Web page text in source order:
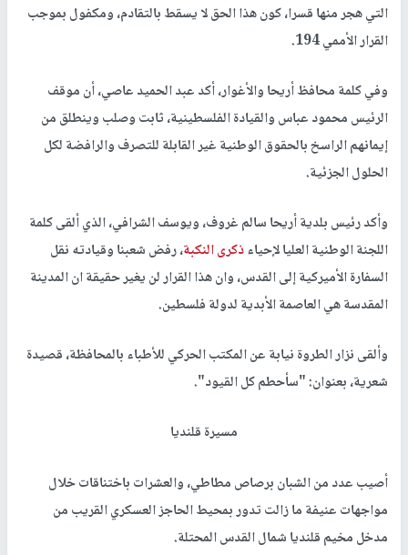
التي هجر منها قسرا، كون هذا الحق لا يسقط بالتقادم، ومكفول بموجب
القرار الأممي 194.
وفي كلمة محافظ أريحا والأغوار، أكد عبد الحميد عاصي، أن موقف
الرئيس محمود عباس والقيادة الفلسطينية، ثابت وصلب وينطلق من
إيمانهم الراسخ بالحقوق الوطنية غير القابلة للتصرف والرافضة لكل
الحلول الجزئية.
وأكد رئيس بلدية أريحا سالم غروف، ويوسف الشرافي، الذي ألقى كلمة
اللجنة الوطنية العليا لإحياءذكرى النكبة، رفض شعبنا وقيادته نقل
السفارة الأميركية إلى القدس، وان هذا القرار لن يغير حقيقة ان المدينة
المقدسة هي العاصمة الأبدية لدولة فلسطين.
وألقى نزار الطروة نيابة عن المكتب الحركي للأطباء بالمحافظة، قصيدة
شعرية، بعنوان: "سأحطم كل القيود".
مسيرة قلنديا
أصيب عدد من الشبان برصاص مطاطي، والعشرات باختناقات خلال
مواجهات عنيفة ما زالت تدور بمحيط الحاجز العسكري القريب من
مدخل مخيم قلنديا شمال القدس المحتلة.